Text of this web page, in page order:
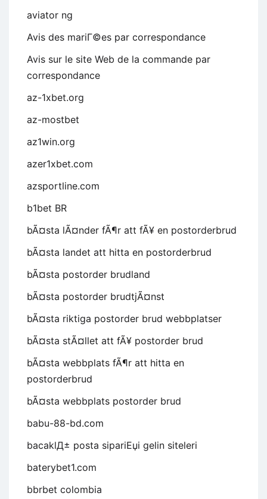
aviator ng
Avis des mariГ©es par correspondance
Avis sur le site Web de la commande par
correspondance
az-1xbet.org
az-mostbet
az1win.org
azer1xbet.com
azsportline.com
b1bet BR
bÃ¤sta lÃ¤nder fÃ¶r att fÃ¥ en postorderbrud
bÃ¤sta landet att hitta en postorderbrud
bÃ¤sta postorder brudland
bÃ¤sta postorder brudtjÃ¤nst
bÃ¤sta riktiga postorder brud webbplatser
bÃ¤sta stÃ¤llet att fÃ¥ postorder brud
bÃ¤sta webbplats fÃ¶r att hitta en
postorderbrud
bÃ¤sta webbplats postorder brud
babu-88-bd.com
bacaklД± posta sipariЕџi gelin siteleri
baterybet1.com
bbrbet colombia